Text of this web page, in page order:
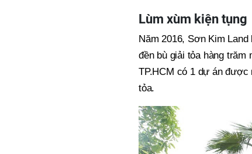
Lùm xùm kiện tụng
Năm 2016, Sơn Kim
đền bù giải tỏa hàng trăm
TP.HCM có 1 dự án được
tỏa.